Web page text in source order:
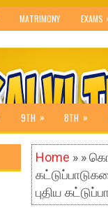
MATRIMONY EXAMS
9TH » 8TH »
Home » »
புதிய